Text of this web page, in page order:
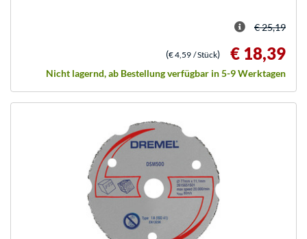
€ 25,19
(€ 4,59 / Stück) € 18,39
Nicht lagernd, ab Bestellung verfügbar in 5-9 Werktagen